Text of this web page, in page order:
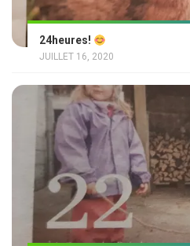
24heures!
JUILLET 16, 2020